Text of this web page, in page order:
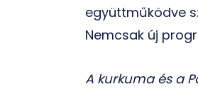
együttműködve
Nemcsak új
A kurkuma és a